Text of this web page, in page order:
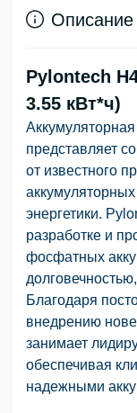
Описание
Pylontech
3.55 кВт*ч)
представляет
от известного
энергетики.
разработке и
фосфатных
Благодаря
внедрению
занимает
обеспечивая
надежными